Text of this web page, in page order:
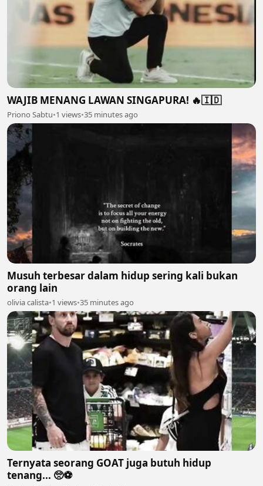
WAJIB MENANG LAWAN SINGAPURA! 🔥🇮🇩
Priono Sabtu•1 views•35 minutes ago
Musuh terbesar dalam hidup sering kali bukan
orang lain
olivia calista•1 views•35 minutes ago
Ternyata seorang GOAT juga butuh hidup
tenang... 🥺⚽